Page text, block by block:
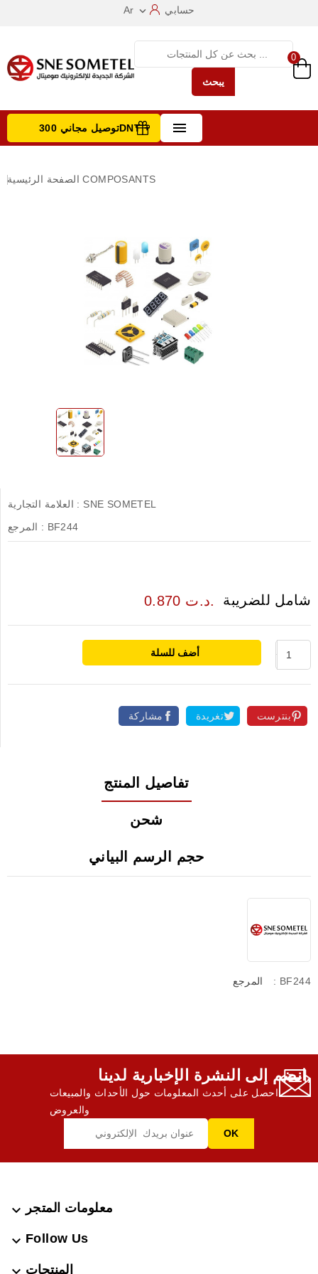
Ar  حسابي
يبحث
0
 توصيل مجاني 300DNT +
الصفحة الرئيسية COMPOSANTS
العلامة التجارية : SNE SOMETEL
المرجع : BF244
0.870 د.ت. شامل للضريبة
أضف للسلة
مشاركة تغريدة بنترست
تفاصيل المنتج
شحن
حجم الرسم البياني
المرجع : BF244
انضم إلى النشرة الإخبارية لدينا,
احصل على أحدث المعلومات حول الأحداث والمبيعات
والعروض
معلومات المتجر 
Follow Us

المنتجات